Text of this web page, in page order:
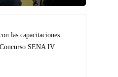
las capacitaciones
SENA IV